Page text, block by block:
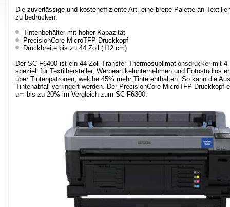
Die zuverlässige und kosteneffiziente Art, eine breite Palette an
zu bedrucken.
Tintenbehälter mit hoher Kapazität
PrecisionCore MicroTFP-Druckkopf
Druckbreite bis zu 44 Zoll (112 cm)
Der SC-F6400 ist ein 44-Zoll-Transfer Thermosublimationsdrucker mit 4
speziell für Textilhersteller, Werbeartikelunternehmen und Fotostudios
über Tintenpatronen, welche 45% mehr Tinte enthalten. So kann die
Tintenabfall verringert werden. Der PrecisionCore MicroTFP-Druckkopf
um bis zu 20% im Vergleich zum SC-F6300.